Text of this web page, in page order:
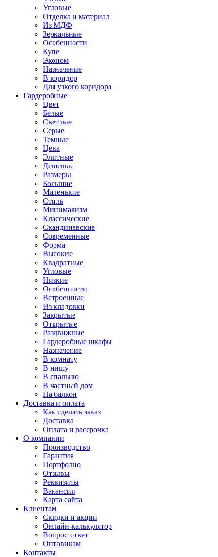
Угловые
Отделка и материал
Из МДФ
Зеркальные
Особенности
Купе
Эконом
Назначение
В коридор
Для узкого коридора
Гардеробные
Цвет
Белые
Светлые
Серые
Темные
Цена
Элитные
Дешевые
Размеры
Большие
Маленькие
Стиль
Минимализм
Классические
Скандинавские
Современные
Форма
Высокие
Квадратные
Угловые
Низкие
Особенности
Встроенные
Из кладовки
Закрытые
Открытые
Раздвижные
Гардеробные шкафы
Назначение
В комнату
В нишу
В спальню
В частный дом
На балкон
Доставка и оплата
Как сделать заказ
Доставка
Оплата и рассрочка
О компании
Производство
Гарантия
Портфолио
Отзывы
Реквизиты
Вакансии
Карта сайта
Клиентам
Скидки и акции
Онлайн-калькулятор
Вопрос-ответ
Оптовикам
Контакты